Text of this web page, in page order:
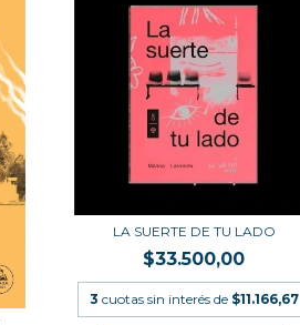
LA SUERTE DE TU LADO
$33.500,00
3 cuotas sin interés de $11.166,67